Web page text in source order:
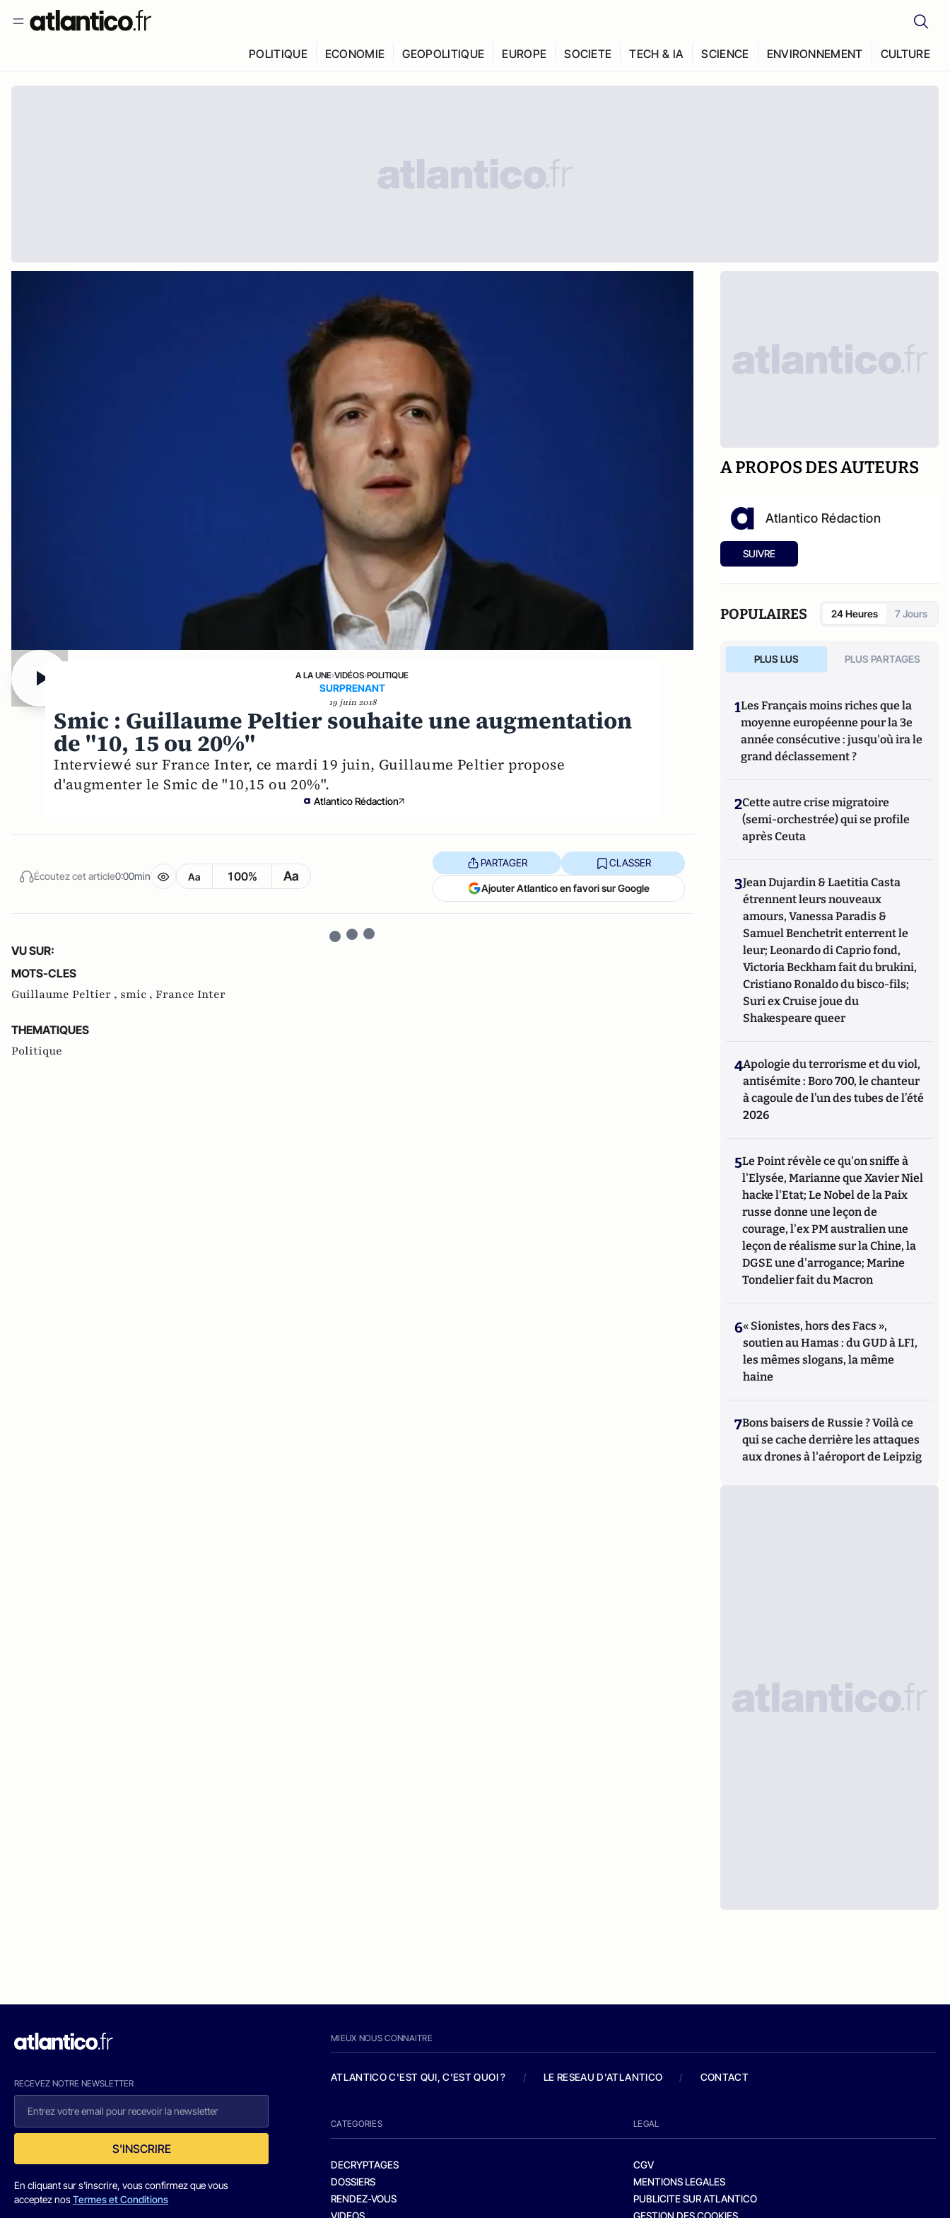
POLITIQUE ECONOMIE GEOPOLITIQUE EUROPE SOCIETE TECH & IA SCIENCE ENVIRONNEMENT CULTURE
A LA UNE›VIDÉOS›POLITIQUE
SURPRENANT
19 juin 2018
Smic : Guillaume Peltier souhaite une augmentation
de "10, 15 ou 20%"
Interviewé sur France Inter, ce mardi 19 juin, Guillaume Peltier propose
d'augmenter le Smic de "10,15 ou 20%".
Atlantico Rédaction
Écoutez cet article0:00min Aa 100% Aa
PARTAGER CLASSER
Ajouter Atlantico en favori sur Google
VU SUR:
MOTS-CLES
Guillaume Peltier , smic , France Inter
THEMATIQUES
Politique
A PROPOS DES AUTEURS
Atlantico Rédaction
SUIVRE
POPULAIRES 24 Heures 7 Jours
PLUS LUS PLUS PARTAGES
1Les Français moins riches que la
moyenne européenne pour la 3e
année consécutive : jusqu'où ira le
grand déclassement ?
2Cette autre crise migratoire
(semi-orchestrée) qui se profile
après Ceuta
3Jean Dujardin & Laetitia Casta
étrennent leurs nouveaux
amours, Vanessa Paradis &
Samuel Benchetrit enterrent le
leur; Leonardo di Caprio fond,
Victoria Beckham fait du brukini,
Cristiano Ronaldo du bisco-fils;
Suri ex Cruise joue du
Shakespeare queer
4Apologie du terrorisme et du viol,
antisémite : Boro 700, le chanteur
à cagoule de l’un des tubes de l’été
2026
5Le Point révèle ce qu'on sniffe à
l'Elysée, Marianne que Xavier Niel
hacke l'Etat; Le Nobel de la Paix
russe donne une leçon de
courage, l'ex PM australien une
leçon de réalisme sur la Chine, la
DGSE une d'arrogance; Marine
Tondelier fait du Macron
6« Sionistes, hors des Facs »,
soutien au Hamas : du GUD à LFI,
les mêmes slogans, la même
haine
7Bons baisers de Russie ? Voilà ce
qui se cache derrière les attaques
aux drones à l'aéroport de Leipzig
RECEVEZ NOTRE NEWSLETTER
S'INSCRIRE
En cliquant sur s'inscrire, vous confirmez que vous
acceptez nosTermes et Conditions
MIEUX NOUS CONNAITRE
ATLANTICO C'EST QUI, C'EST QUOI ? / LE RESEAU D'ATLANTICO / CONTACT
CATEGORIES
DECRYPTAGES
DOSSIERS
RENDEZ-VOUS
VIDEOS
LEGAL
CGV
MENTIONS LEGALES
PUBLICITE SUR ATLANTICO
GESTION DES COOKIES